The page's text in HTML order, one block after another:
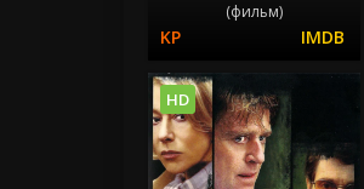
(фильм)
HD